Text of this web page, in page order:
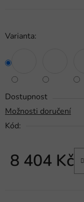
Varianta:
Dostupnost
Možnosti doručení
Kód:
8 404 Kč